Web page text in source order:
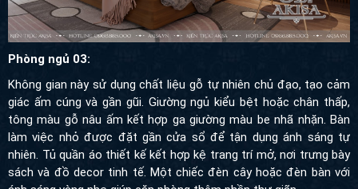
Phòng ngủ 03:
Không gian này sử dụng chất liệu gỗ tự nhiên chủ đạo, tạo cảm
giác ấm cúng và gần gũi. Giường ngủ kiểu bệt hoặc chân thấp,
tông màu gỗ nâu ấm kết hợp ga giường màu be nhã nhặn. Bàn
làm việc nhỏ được đặt gần cửa sổ để tận dụng ánh sáng tự
nhiên. Tủ quần áo thiết kế kết hợp kệ trang trí mở, nơi trưng bày
sách và đồ decor tinh tế. Một chiếc đèn cây hoặc đèn bàn với